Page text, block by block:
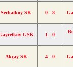
Serhatköy SK 0 - 8
GSK 1 - 0
Akçay SK 4 - 0